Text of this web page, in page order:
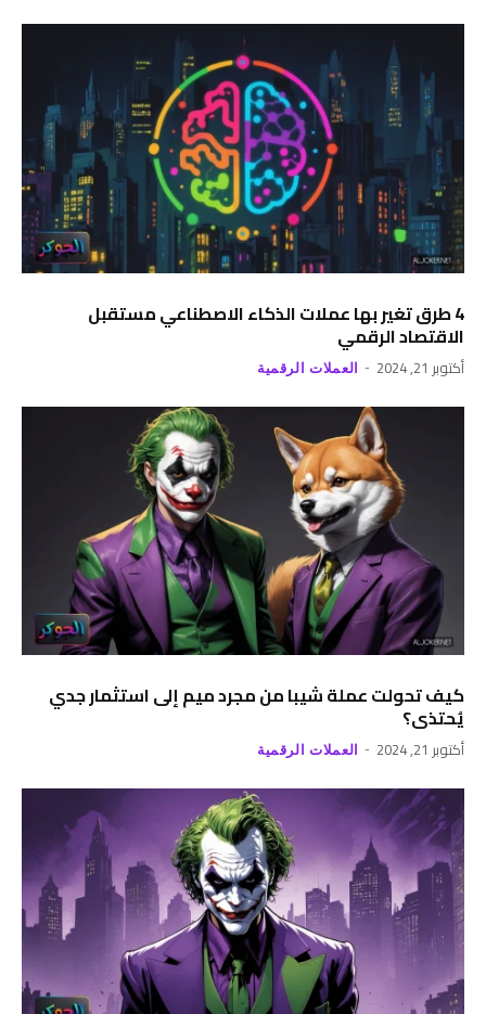
4 طرق تغير بها عملات الذكاء الاصطناعي مستقبل
الاقتصاد الرقمي
أكتوبر 21, 2024 العملات الرقمية
كيف تحولت عملة شيبا من مجرد ميم إلى استثمار جدي
يُحتذى؟
أكتوبر 21, 2024 العملات الرقمية